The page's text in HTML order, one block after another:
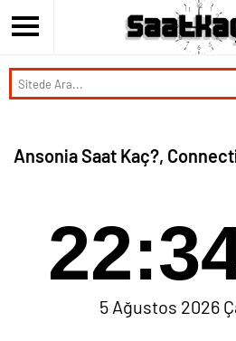
Ansonia Saat Kaç?,
5 Ağustos 2026